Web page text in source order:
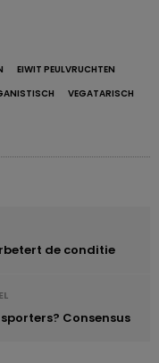
EIWIT PEULVRUCHTEN
VEGATARISCH
de conditie
Consensus